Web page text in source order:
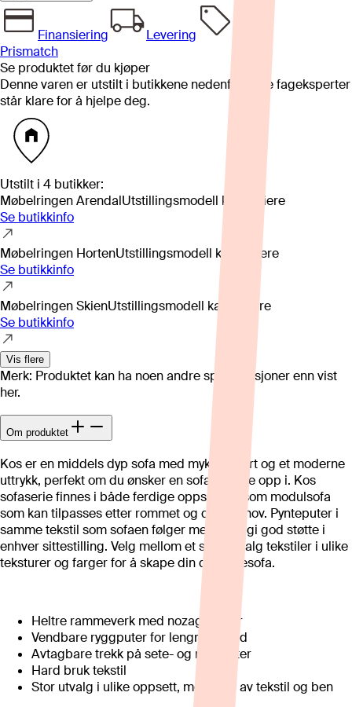
Finansiering
Levering
Prismatch
Se produktet før du kjøper
Denne varen er utstilt i butikkene nedenfor. Våre fageksperter
står klare for å hjelpe deg.
Utstilt i 4 butikker:
Møbelringen ArendalUtstillingsmodell kan variere
Se butikkinfo
Møbelringen HortenUtstillingsmodell kan variere
Se butikkinfo
Møbelringen SkienUtstillingsmodell kan variere
Se butikkinfo
Vis flere
Merk: Produktet kan ha noen andre spesifikasjoner enn vist
her.
Om produktet
Kos er en middels dyp sofa med myk komfort og et moderne
uttrykk, perfekt om du ønsker en sofa å krype opp i. Kos
sofaserie finnes i både ferdige oppsett og som modulsofa
som kan tilpasses etter rommet og dine behov. Pynteputer i
samme tekstil som sofaen følger med for å gi god støtte i
enhver sittestilling. Velg mellom et stort utvalg tekstiler i ulike
teksturer og farger for å skape din drømmesofa.
Heltre rammeverk med nozag-fjærer
Vendbare ryggputer for lengre levetid
Avtagbare trekk på sete- og ryggputer
Hard bruk tekstil
Stor utvalg i ulike oppsett, med valg av tekstil og ben